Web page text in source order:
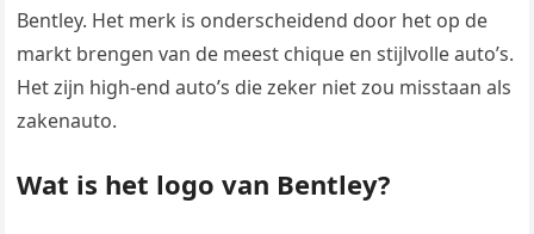
Bentley. Het merk is onderscheidend door het op de
markt brengen van de meest chique en stijlvolle auto’s.
Het zijn high-end auto’s die zeker niet zou misstaan als
zakenauto.
Wat is het logo van Bentley?